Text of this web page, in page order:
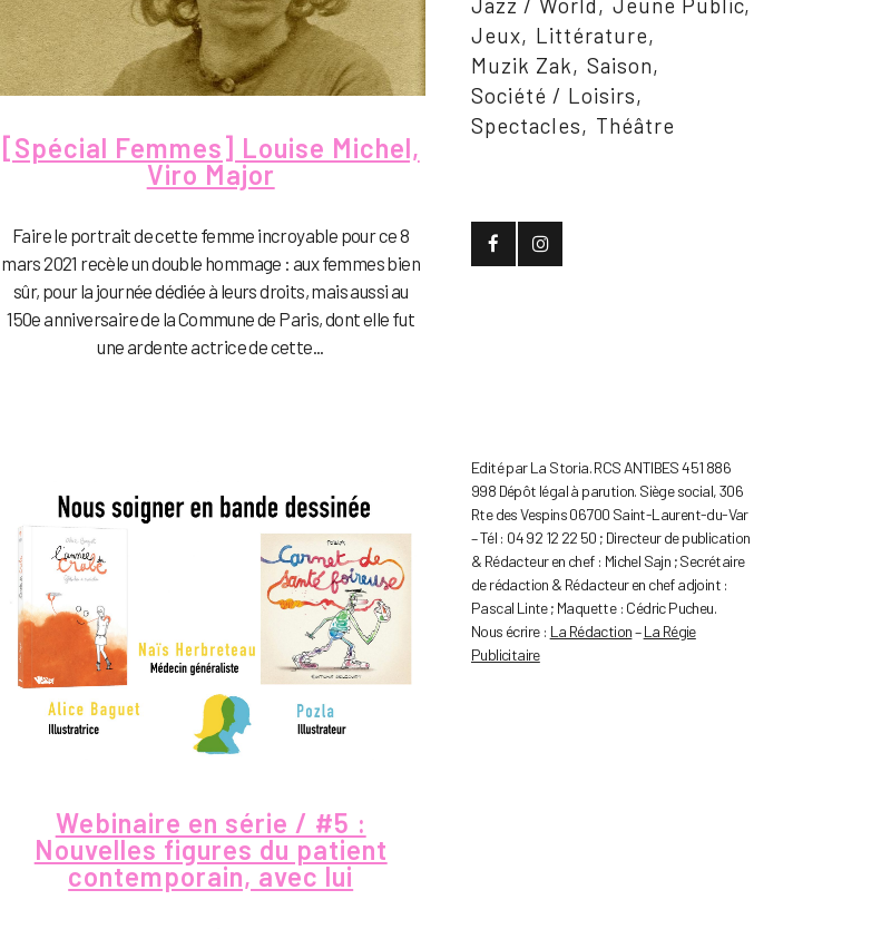
[Spécial Femmes] Louise Michel,
Viro Major
Faire le portrait de cette femme incroyable pour ce 8
mars 2021 recèle un double hommage : aux femmes bien
sûr, pour la journée dédiée à leurs droits, mais aussi au
150e anniversaire de la Commune de Paris, dont elle fut
une ardente actrice de cette...
Webinaire en série / #5 :
Nouvelles figures du patient
contemporain, avec lui
Jazz / World
Jeune Public
Jeux
Littérature
Muzik Zak
Saison
Société / Loisirs
Spectacles
Théâtre
Edité par La Storia. RCS ANTIBES 451 886
998 Dépôt légal à parution. Siège social, 306
Rte des Vespins 06700 Saint-Laurent-du-Var
– Tél : 04 92 12 22 50 ; Directeur de publication
& Rédacteur en chef : Michel Sajn ; Secrétaire
de rédaction & Rédacteur en chef adjoint :
Pascal Linte ; Maquette : Cédric Pucheu.
Nous écrire : La Rédaction–La Régie
Publicitaire